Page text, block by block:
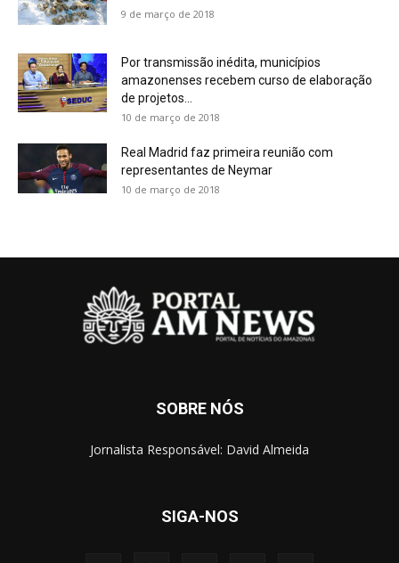
9 de março de 2018
Por transmissão inédita, municípios
amazonenses recebem curso de elaboração
de projetos...
10 de março de 2018
Real Madrid faz primeira reunião com
representantes de Neymar
10 de março de 2018
SOBRE NÓS
Jornalista Responsável: David Almeida
SIGA-NOS